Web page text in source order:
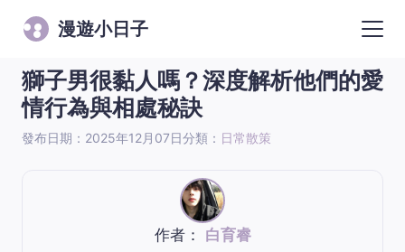
漫遊小日子
獅子男很黏人嗎？深度解析他們的愛
情行為與相處秘訣
發布日期：2025年12月07日分類： 日常散策
作者： 白育睿